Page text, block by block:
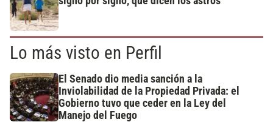
Lo más visto en Perfil
El Senado dio media sanción a la
Inviolabilidad de la Propiedad Privada: el
Gobierno tuvo que ceder en la Ley del
Manejo del Fuego